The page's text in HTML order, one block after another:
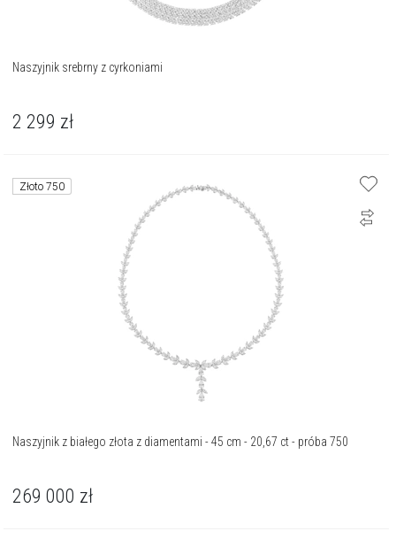
Naszyjnik srebrny z cyrkoniami
2 299 zł
Złoto 750
Naszyjnik z białego złota z diamentami - 45 cm - 20,67 ct - próba 750
269 000 zł